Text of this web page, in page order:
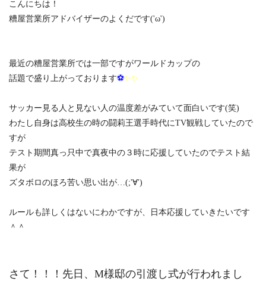
こんにちは！
糟屋営業所アドバイザーのよくだです('ω')
最近の糟屋営業所では一部ですがワールドカップの
話題で盛り上がっております⚽✨✨
サッカー見る人と見ない人の温度差がみていて面白いです(笑)
わたし自身は高校生の時の闘莉王選手時代にTV観戦していたので
すが
テスト期間真っ只中で真夜中の３時に応援していたのでテスト結
果が
ズタボロのほろ苦い思い出が…(;'∀')
ルールも詳しくはないにわかですが、日本応援していきたいです
＾＾
さて！！！先日、M様邸の引渡し式が行われまし